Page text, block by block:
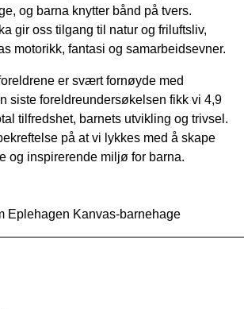
og barna knytter bånd på tvers.
gir oss tilgang til natur og friluftsliv,
motorikk, fantasi og samarbeidsevner.
er svært fornøyde med
siste foreldreundersøkelsen fikk vi 4,9
tilfredshet, barnets utvikling og trivsel.
på at vi lykkes med å skape
og inspirerende miljø for barna.
Eplehagen Kanvas-barnehage